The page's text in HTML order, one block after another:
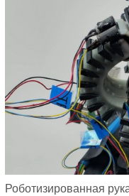
Роботизированная